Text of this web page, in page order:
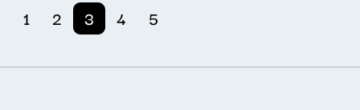
1 2 3 4 5